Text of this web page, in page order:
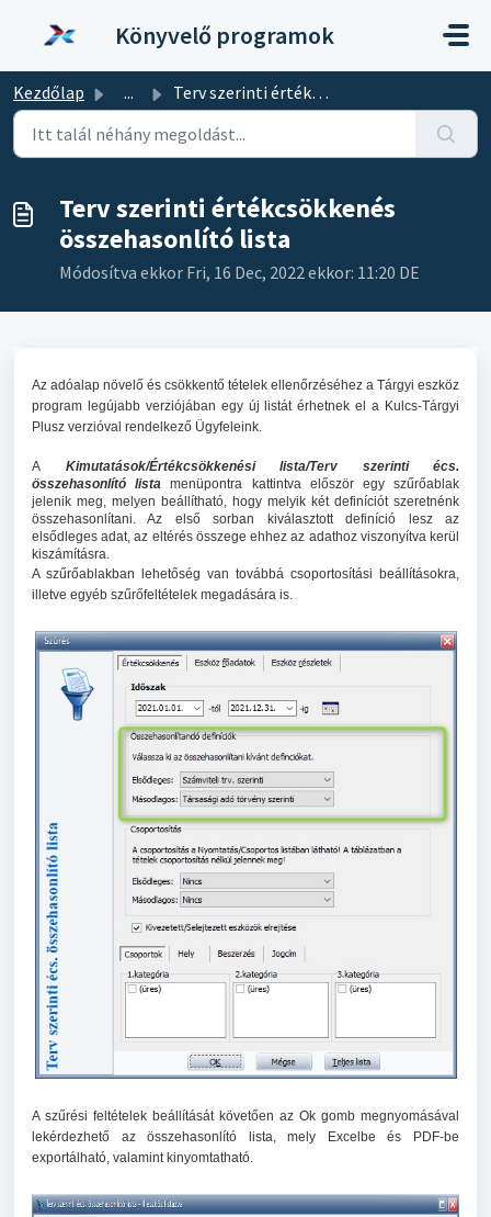
Könyvelő programok
Kezdőlap ... Terv szerinti értékcsökkenés összehasonlító lista
Terv szerinti értékcsökkenés
összehasonlító lista
Módosítva ekkor Fri, 16 Dec, 2022 ekkor: 11:20 DE
Az adóalap növelő és csökkentő tételek ellenőrzéséhez a Tárgyi eszköz
program legújabb verziójában egy új listát érhetnek el a Kulcs-Tárgyi
Plusz verzióval rendelkező Ügyfeleink.
A
Kimutatások/Értékcsökkenési lista/Terv szerinti écs.
összehasonlító lista menüpontra kattintva először egy szűrőablak
jelenik meg, melyen beállítható, hogy melyik két definíciót szeretnénk
összehasonlítani. Az első sorban kiválasztott definíció lesz az
elsődleges adat, az eltérés összege ehhez az adathoz viszonyítva kerül
kiszámításra.
A szűrőablakban lehetőség van továbbá csoportosítási beállításokra,
illetve egyéb szűrőfeltételek megadására is.
A szűrési feltételek beállítását követően az Ok gomb megnyomásával
lekérdezhető az összehasonlító lista, mely Excelbe és PDF-be
exportálható, valamint kinyomtatható.